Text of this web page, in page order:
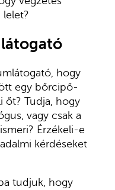
lelet?
látogató
hogy
egy bőrcipő-
őt? Tudja, hogy
vagy csak a
Érzékeli-e
kérdéseket
tudjuk, hogy